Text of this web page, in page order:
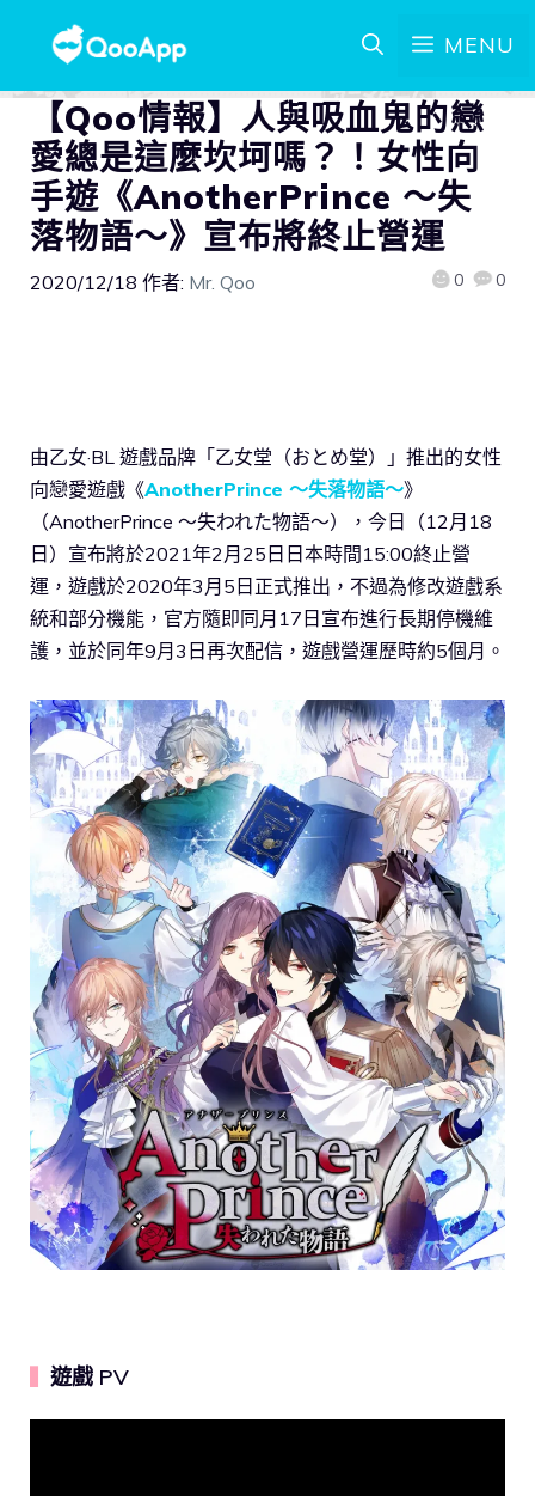
MENU
【Qoo情報】人與吸血鬼的戀
愛總是這麼坎坷嗎？！女性向
手遊《AnotherPrince ～失
落物語～》宣布將終止營運
2020/12/18 作者: Mr. Qoo 0 0
由乙女·BL 遊戲品牌「乙女堂（おとめ堂）」推出的女性
向戀愛遊戲《AnotherPrince ～失落物語～》
（AnotherPrince ～失われた物語～），今日（12月18
日）宣布將於2021年2月25日日本時間15:00終止營
運，遊戲於2020年3月5日正式推出，不過為修改遊戲系
統和部分機能，官方隨即同月17日宣布進行長期停機維
護，並於同年9月3日再次配信，遊戲營運歷時約5個月。
遊戲 PV